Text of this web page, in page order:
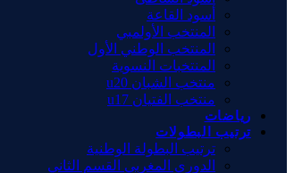
أسود القاعة
المنتخب الأولمبي
المنتخب الوطني الأول
المنتخبات النسوية
منتخب الشبان u20
منتخب الفتيان u17
رياضات
ترتيب البطولات
ترتيب البطولة الوطنية
الدوري المغربي القسم الثاني